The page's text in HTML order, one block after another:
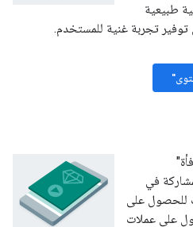
تجربة غنية للمستخدم.
في
على
عملات